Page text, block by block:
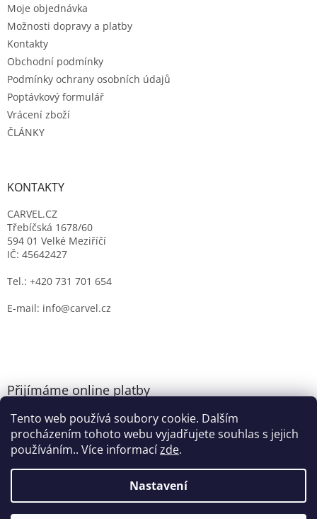
Tento web používá soubory cookie. Dalším
procházením tohoto webu vyjadřujete souhlas s jejich
používáním.. Více informacízde.
Nastavení
Moje objednávka
Možnosti dopravy a platby
Kontakty
Obchodní podmínky
Podmínky ochrany osobních údajů
Poptávkový formulář
Vrácení zboží
ČLÁNKY
KONTAKTY
CARVEL.CZ
Třebíčská 1678/60
594 01 Velké Meziříčí
IČ: 45642427
Tel.: +420 731 701 654
E-mail: info@carvel.cz
Přijímáme online platby
Vytvořil Shoptet